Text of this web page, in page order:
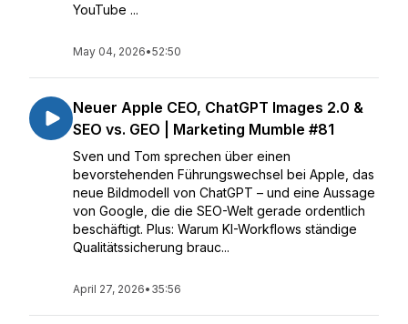
YouTube ...
May 04, 2026•52:50
Neuer Apple CEO, ChatGPT Images 2.0 &
SEO vs. GEO | Marketing Mumble #81
Sven und Tom sprechen über einen
bevorstehenden Führungswechsel bei Apple, das
neue Bildmodell von ChatGPT – und eine Aussage
von Google, die die SEO-Welt gerade ordentlich
beschäftigt. Plus: Warum KI-Workflows ständige
Qualitätssicherung brauc...
April 27, 2026• 35:56